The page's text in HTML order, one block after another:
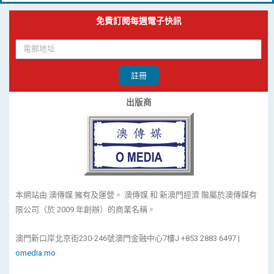
免費訂閱每週電子快訊
註冊
出版商
本網站由 澳傳媒 擁有及運營。 澳傳媒 和 新澳門經濟 階屬於澳傳媒有
限公司（於 2009 年創辦）的商業名稱。
澳門新口岸北京街230-246號澳門金融中心7樓J +853 2883 6497 |
omedia.mo